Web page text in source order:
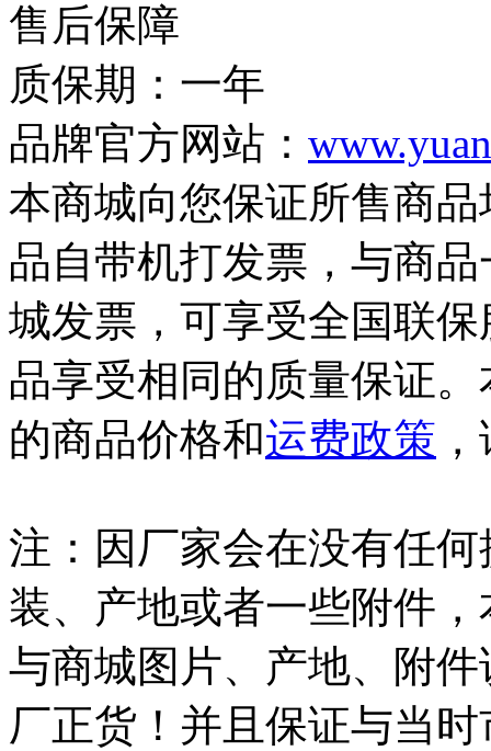
售后保障
质保期：一年
品牌官方网站：
本商城向您保证所售商
品自带机打发票，与商
城发票，可享受全国联
品享受相同的质量保证
的商品价格和运费政策
注：因厂家会在没有任
装、产地或者一些附件
与商城图片、产地、附
厂正货！并且保证与当